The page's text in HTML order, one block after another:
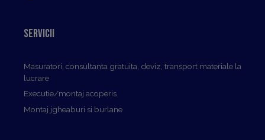
Servicii
Masuratori, consultanta gratuita, deviz, transport materiale la
lucrare
Executie/montaj acoperis
Montaj jgheaburi si burlane